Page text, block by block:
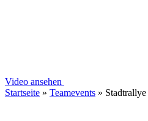
Video ansehen
Startseite » Teamevents »